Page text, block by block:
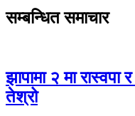
सम्बन्धित समाचार
झापामा २ मा रास्वपा
तेश्रो